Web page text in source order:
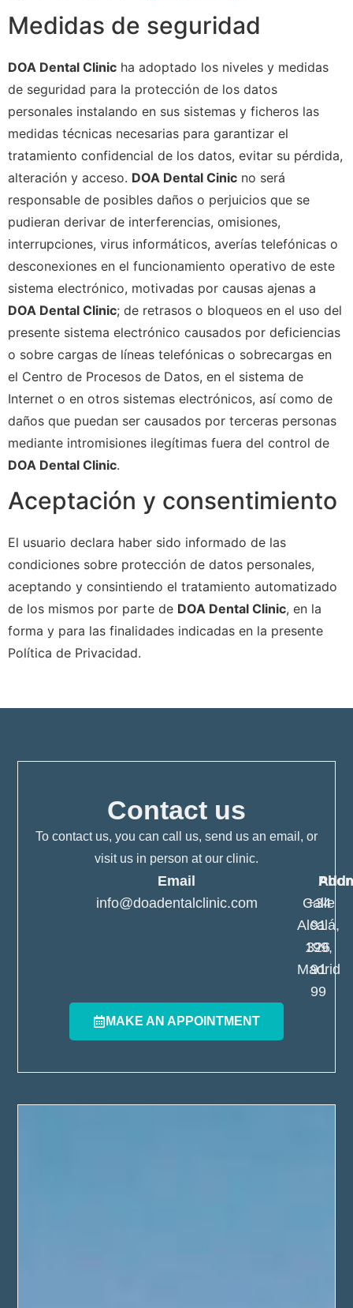
Medidas de seguridad
DOA Dental Clinic ha adoptado los niveles y medidas
de seguridad para la protección de los datos
personales instalando en sus sistemas y ficheros las
medidas técnicas necesarias para garantizar el
tratamiento confidencial de los datos, evitar su pérdida,
alteración y acceso. DOA Dental Cinic no será
responsable de posibles daños o perjuicios que se
pudieran derivar de interferencias, omisiones,
interrupciones, virus informáticos, averías telefónicas o
desconexiones en el funcionamiento operativo de este
sistema electrónico, motivadas por causas ajenas a
DOA Dental Clinic; de retrasos o bloqueos en el uso del
presente sistema electrónico causados por deficiencias
o sobre cargas de líneas telefónicas o sobrecargas en
el Centro de Procesos de Datos, en el sistema de
Internet o en otros sistemas electrónicos, así como de
daños que puedan ser causados por terceras personas
mediante intromisiones ilegítimas fuera del control de
DOA Dental Clinic.
Aceptación y consentimiento
El usuario declara haber sido informado de las
condiciones sobre protección de datos personales,
aceptando y consintiendo el tratamiento automatizado
de los mismos por parte de DOA Dental Clinic, en la
forma y para las finalidades indicadas en la presente
Política de Privacidad.
Contact us
To contact us, you can call us, send us an email, or
visit us in person at our clinic.
Email
info@doadentalclinic.com
+34
91
326
91
99
Calle
Alcalá,
199,
Madrid
MAKE AN APPOINTMENT